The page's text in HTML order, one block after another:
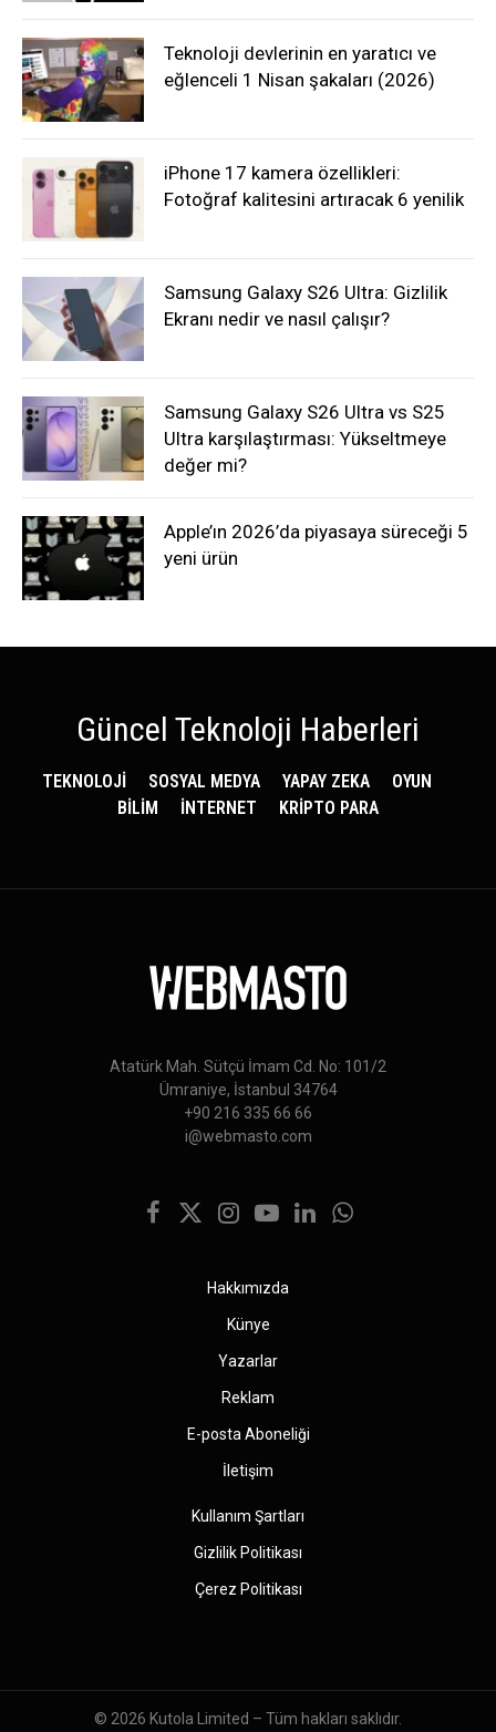
Teknoloji devlerinin en yaratıcı ve
eğlenceli 1 Nisan şakaları (2026)
iPhone 17 kamera özellikleri:
Fotoğraf kalitesini artıracak 6 yenilik
Samsung Galaxy S26 Ultra: Gizlilik
Ekranı nedir ve nasıl çalışır?
Samsung Galaxy S26 Ultra vs S25
Ultra karşılaştırması: Yükseltmeye
değer mi?
Apple’ın 2026’da piyasaya süreceği 5
yeni ürün
Güncel Teknoloji Haberleri
TEKNOLOJİ SOSYAL MEDYA YAPAY ZEKA
OYUN
BİLİM
İNTERNET KRİPTO PARA
Atatürk Mah. Sütçü İmam Cd. No: 101/2
Ümraniye, İstanbul 34764
+90 216 335 66 66
i@webmasto.com
Facebook
X
Instagram
YouTubeLinkedInWhatsApp
Hakkımızda
Künye
Yazarlar
Reklam
E-posta Aboneliği
İletişim
Kullanım Şartları
Gizlilik Politikası
Çerez Politikası
© 2026 Kutola Limited – Tüm hakları saklıdır.